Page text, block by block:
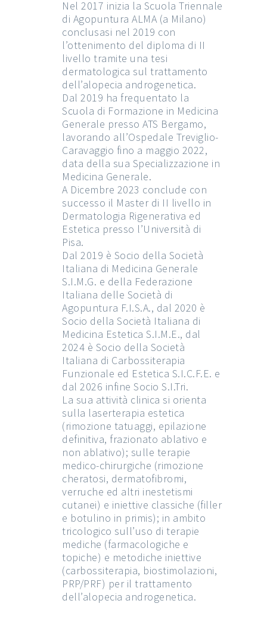
Nel 2017 inizia la Scuola Triennale
di Agopuntura ALMA (a Milano)
conclusasi nel 2019 con
l’ottenimento del diploma di II
livello tramite una tesi
dermatologica sul trattamento
dell’alopecia androgenetica.
Dal 2019 ha frequentato la
Scuola di Formazione in Medicina
Generale presso ATS Bergamo,
lavorando all’Ospedale Treviglio-
Caravaggio fino a maggio 2022,
data della sua Specializzazione in
Medicina Generale.
A Dicembre 2023 conclude con
successo il Master di II livello in
Dermatologia Rigenerativa ed
Estetica presso l’Università di
Pisa.
Dal 2019 è Socio della Società
Italiana di Medicina Generale
S.I.M.G. e della Federazione
Italiana delle Società di
Agopuntura F.I.S.A., dal 2020 è
Socio della Società Italiana di
Medicina Estetica S.I.M.E., dal
2024 è Socio della Società
Italiana di Carbossiterapia
Funzionale ed Estetica S.I.C.F.E. e
dal 2026 infine Socio S.I.Tri.
La sua attività clinica si orienta
sulla laserterapia estetica
(rimozione tatuaggi, epilazione
definitiva, frazionato ablativo e
non ablativo); sulle terapie
medico-chirurgiche (rimozione
cheratosi, dermatofibromi,
verruche ed altri inestetismi
cutanei) e iniettive classiche (filler
e botulino in primis); in ambito
tricologico sull’uso di terapie
mediche (farmacologiche e
topiche) e metodiche iniettive
(carbossiterapia, biostimolazioni,
PRP/PRF) per il trattamento
dell’alopecia androgenetica.